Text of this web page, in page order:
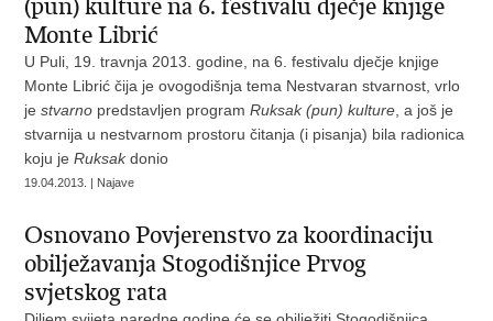
(pun) kulture na 6. festivalu dječje knjige
Monte Librić
U Puli, 19. travnja 2013. godine, na 6. festivalu dječje knjige
Monte Librić čija je ovogodišnja tema Nestvaran stvarnost, vrlo
jestvarno predstavljen programRuksak (pun) kulture , a još je
stvarnija u nestvarnom prostoru čitanja (i pisanja) bila radionica
koju jeRuksakdonio
19.04.2013. | Najave
Osnovano Povjerenstvo za koordinaciju
obilježavanja Stogodišnjice Prvog
svjetskog rata